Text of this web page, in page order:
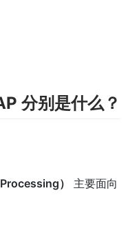
分别是什么？
）
主要面向